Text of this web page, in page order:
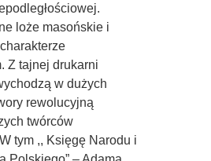
loże masońskie i
Z tajnej drukarni
w dużych
rewolucyjną
twórców
tym ,, Księgę Narodu i